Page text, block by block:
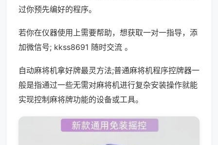
过你预先编好的程序。
若你在仪器使用上需要帮助，想获取一对一指导，添
加微信号; kkss8691 随时交流 。
自动麻将机拿好牌最灵方法;普通麻将机程序控牌器一
般是指通过一些无需对麻将机进行复杂安装操作就能
实现控制麻将牌功能的设备或工具。